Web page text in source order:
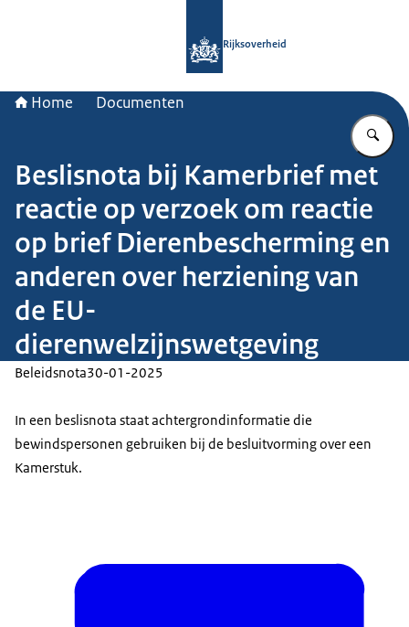
Rijksoverheid
Home Documenten
Beslisnota bij Kamerbrief met
reactie op verzoek om reactie
op brief Dierenbescherming en
anderen over herziening van
de EU-
dierenwelzijnswetgeving
Beleidsnota30-01-2025
In een beslisnota staat achtergrondinformatie die
bewindspersonen gebruiken bij de besluitvorming over een
Kamerstuk.